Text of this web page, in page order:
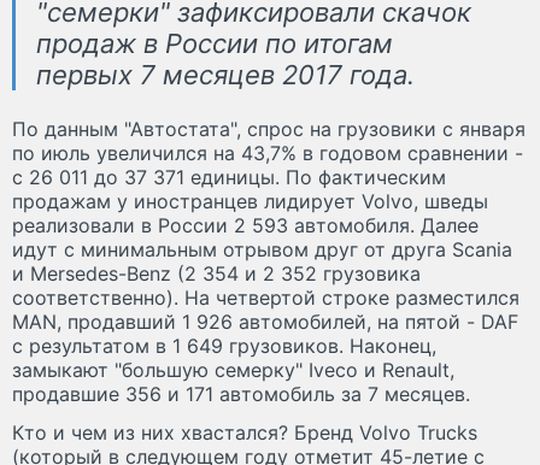
"семерки" зафиксировали скачок
продаж в России по итогам
первых 7 месяцев 2017 года.
По данным "Автостата", спрос на грузовики с января
по июль увеличился на 43,7% в годовом сравнении -
с 26 011 до 37 371 единицы. По фактическим
продажам у иностранцев лидирует Volvo, шведы
реализовали в России 2 593 автомобиля. Далее
идут с минимальным отрывом друг от друга Scania
и Mersedes-Benz (2 354 и 2 352 грузовика
соответственно). На четвертой строке разместился
MAN, продавший 1 926 автомобилей, на пятой - DAF
с результатом в 1 649 грузовиков. Наконец,
замыкают "большую семерку" Iveco и Renault,
продавшие 356 и 171 автомобиль за 7 месяцев.
Кто и чем из них хвастался? Бренд Volvo Trucks
(который в следующем году отметит 45-летие с